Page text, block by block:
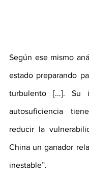
Según ese mismo
estado preparando
turbulento [...]. Su
autosuficiencia
reducir la
China un ganador
inestable”.